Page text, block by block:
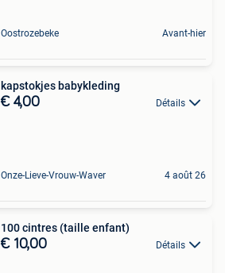
Oostrozebeke Avant-hier
kapstokjes babykleding
€ 4,00 Détails
Onze-Lieve-Vrouw-Waver 4 août 26
100 cintres (taille enfant)
€ 10,00 Détails